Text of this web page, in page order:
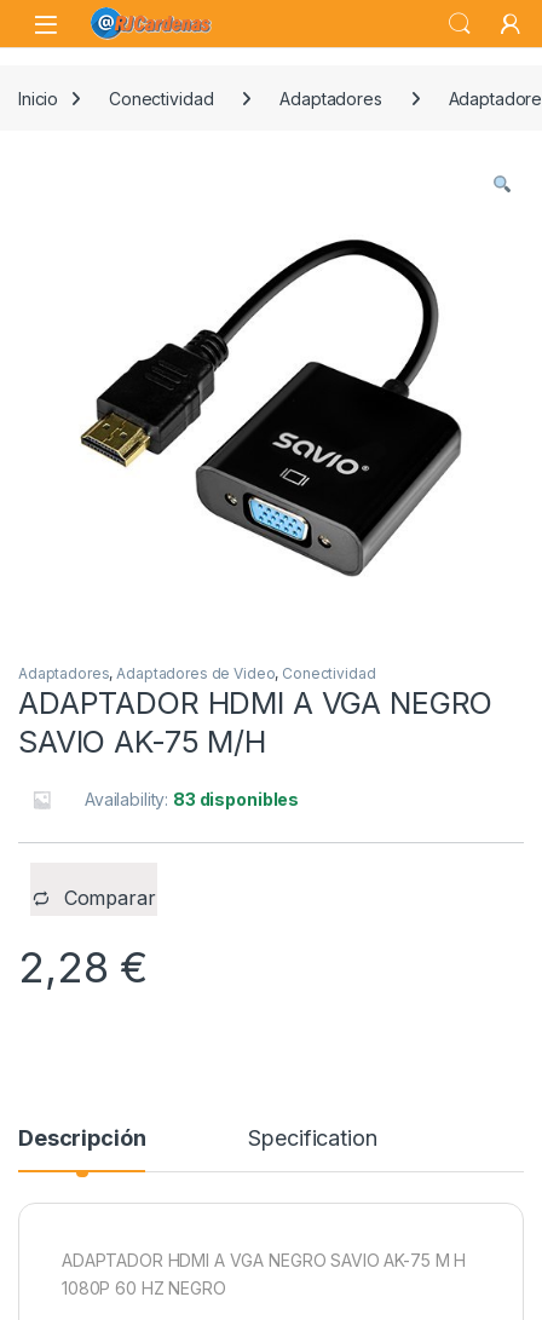
Skip to navigation
Skip to content
Open
Inicio Conectividad Adaptadores
Adaptadores,Adaptadores de Video, Conectividad
ADAPTADOR HDMI A VGA NEGRO
SAVIO AK-75 M/H
Availability: 83 disponibles
Comparar
2,28 €
Descripción Specification
ADAPTADOR HDMI A VGA NEGRO SAVIO AK-75 M H
1080P 60 HZ NEGRO